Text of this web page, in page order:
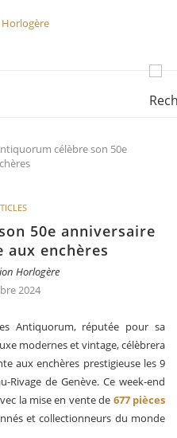
célèbre son 50e
50e anniversaire
aux enchères
Horlogère
2024
Antiquorum, réputée pour sa
modernes et vintage, célèbrera
aux enchères prestigieuse les 9
Rivage de Genève. Ce week-end
la mise en vente de 677 pièces
et collectionneurs du monde